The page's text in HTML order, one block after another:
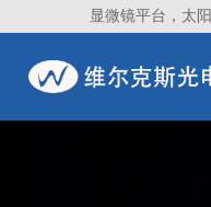
显微镜平台，太